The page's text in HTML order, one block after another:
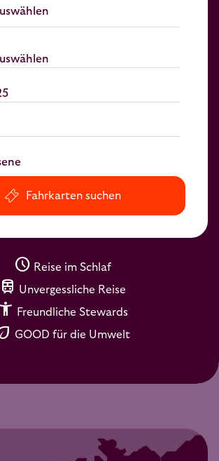
Fahrkarten suchen
schedule Reise im Schlaf
train Unvergessliche Reise
accessibility_new Freundliche Stewards
GOOD für die Umwelt